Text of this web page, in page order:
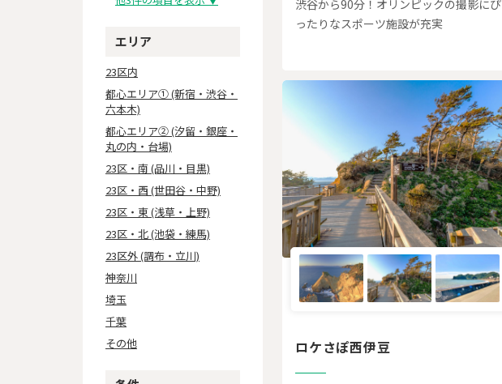
渋谷から90分！オリンピックの撮影にぴ
ったりなスポーツ施設が充実
ロケさぽ西伊豆
エリア
23区内
都心エリア① (新宿・渋谷・
六本木)
都心エリア② (汐留・銀座・
丸の内・台場)
23区・南 (品川・目黒)
23区・西 (世田谷・中野)
23区・東 (浅草・上野)
23区・北 (池袋・練馬)
23区外 (調布・立川)
神奈川
埼玉
千葉
その他